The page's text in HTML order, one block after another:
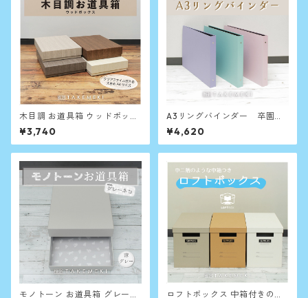
木目調 お道具箱 ウッドボック
ス A4 クリアファイルが入る
収納箱
¥3,740
A3リングバインダー 卒園な
ど思い出の整理収納に
¥4,620
モノトーン お道具箱 グレーネ ロフトボックス 中箱付きの収